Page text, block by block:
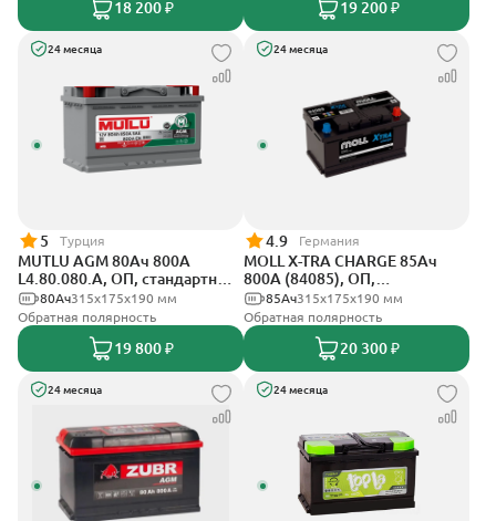
18 200 ₽ 19 200 ₽
24 месяца
5 Турция
MUTLU AGM 80Ач 800A
L4.80.080.A, ОП, стандартные
клеммы315x175x190 мм
80Ач
Обратная полярность
19 800 ₽
24 месяца
4.9 Германия
MOLL X-TRA CHARGE 85Ач
800А (84085), ОП,
стандартные клеммы
315x175x190 мм
85Ач
Обратная полярность
20 300 ₽
24 месяца 24 месяца